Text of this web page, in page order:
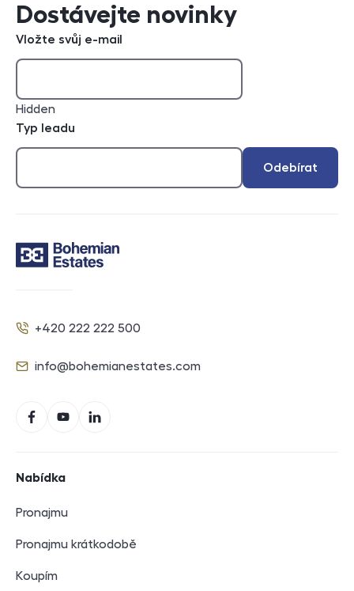
Dostávejte novinky
Vložte svůj e-mail
Hidden
Typ leadu
Odebírat
Telefon
+420 222 222 500
E-mail
info@bohemianestates.com
FacebookYouTubeLinkedIn
Nabídka
Pronajmu
Pronajmu krátkodobě
Koupím